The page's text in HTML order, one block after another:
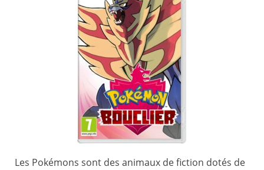
Les Pokémons sont des animaux de fiction dotés de